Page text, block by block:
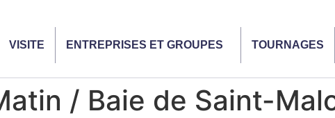
VISITE ENTREPRISES ET GROUPES TOURNAGES
/ Baie de Saint-